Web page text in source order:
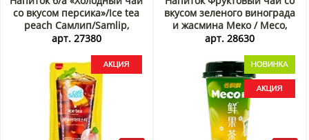
со вкусом персика»/Ice tea
peach Самлип/Samlip,
Корея, 230 мл Акция
арт. 27380
вкусом зеленого винограда
и жасмина Меко / Meco,
Китай, 400 мл Акция
арт. 28630